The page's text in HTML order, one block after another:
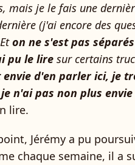
mais je le fais une
(j'ai encore des
on ne s'est pas
pu le lire sur certains
d'en parler ici, je
n'ai pas non plus
lire.
Jérémy a pu
chaque semaine, il a